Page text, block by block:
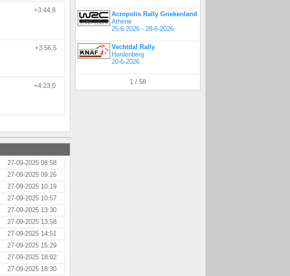
+3:44,8
+3:56,5
+4:23,0
27-09-2025 08:58
27-09-2025 09:26
27-09-2025 10:19
27-09-2025 10:57
27-09-2025 13:30
27-09-2025 13:58
27-09-2025 14:51
27-09-2025 15:29
27-09-2025 18:02
27-09-2025 18:30
Acropolis Rally Griekenland
Athene
25-6-2026 - 28-6-2026
Vechtdal Rally
Hardenberg
20-6-2026
1 / 58